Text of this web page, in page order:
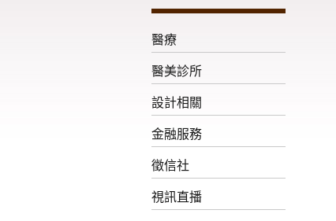
醫療
醫美診所
設計相關
金融服務
徵信社
視訊直播